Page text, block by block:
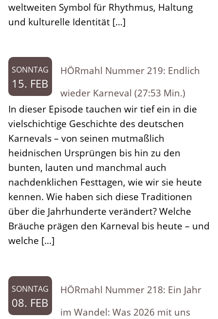
weltweiten Symbol für Rhythmus, Haltung
und kulturelle Identität […]
SONNTAG
15. FEB
HÖRmahl Nummer 219: Endlich
wieder Karneval (27:53 Min.)
In dieser Episode tauchen wir tief ein in die
vielschichtige Geschichte des deutschen
Karnevals – von seinen mutmaßlich
heidnischen Ursprüngen bis hin zu den
bunten, lauten und manchmal auch
nachdenklichen Festtagen, wie wir sie heute
kennen. Wie haben sich diese Traditionen
über die Jahrhunderte verändert? Welche
Bräuche prägen den Karneval bis heute – und
welche […]
SONNTAG
08. FEB
HÖRmahl Nummer 218: Ein Jahr
im Wandel: Was 2026 mit uns